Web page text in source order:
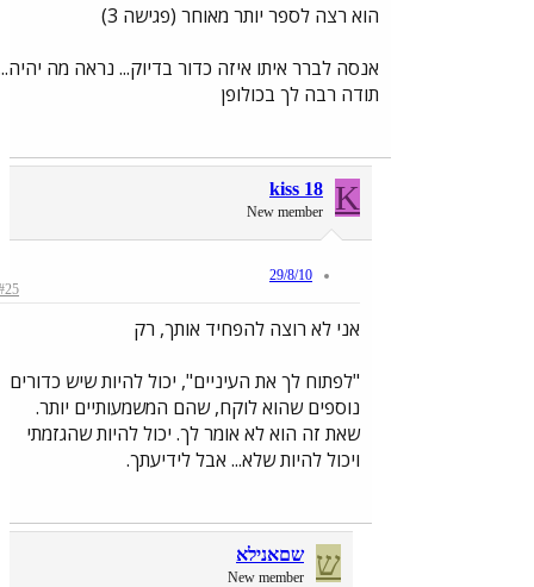
הוא רצה לספר יותר מאוחר (פגישה 3)
אנסה לברר איתו איזה כדור בדיוק... נראה מה יהיה...
תודה רבה לך בכולופן
K
kiss 18
New member
29/8/10
#25
אני לא רוצה להפחיד אותך, רק
"לפתוח לך את העיניים", יכול להיות שיש כדורים
נוספים שהוא לוקח, שהם המשמעותיים יותר.
שאת זה הוא לא אומר לך. יכול להיות שהגזמתי
ויכול להיות שלא... אבל לידיעתך.
ש שםאנילא
New member